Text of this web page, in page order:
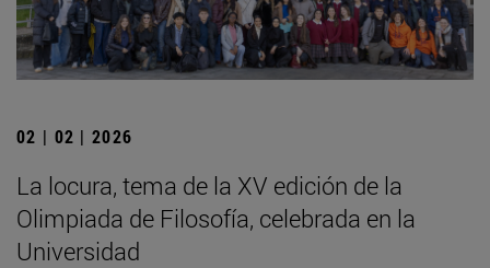
02 | 02 | 2026
La locura, tema de la XV edición de la
Olimpiada de Filosofía, celebrada en la
Universidad